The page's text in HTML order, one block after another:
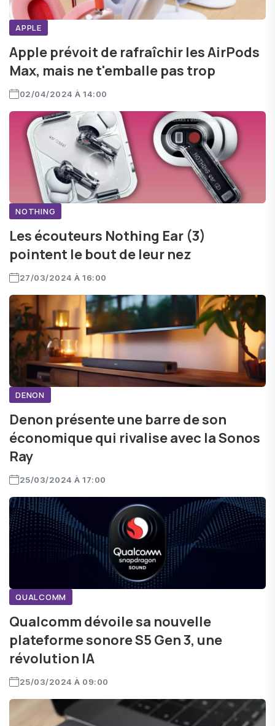
APPLE
Apple prévoit de rafraîchir les AirPods
Max, mais ne t'emballe pas trop
02/04/2024 À 14:00
NOTHING
Les écouteurs Nothing Ear (3)
pointent le bout de leur nez
27/03/2024 À 16:00
DENON
Denon présente une barre de son
économique qui rivalise avec la Sonos
Ray
25/03/2024 À 17:00
QUALCOMM
Qualcomm dévoile sa nouvelle
plateforme sonore S5 Gen 3, une
révolution IA
25/03/2024 À 09:00